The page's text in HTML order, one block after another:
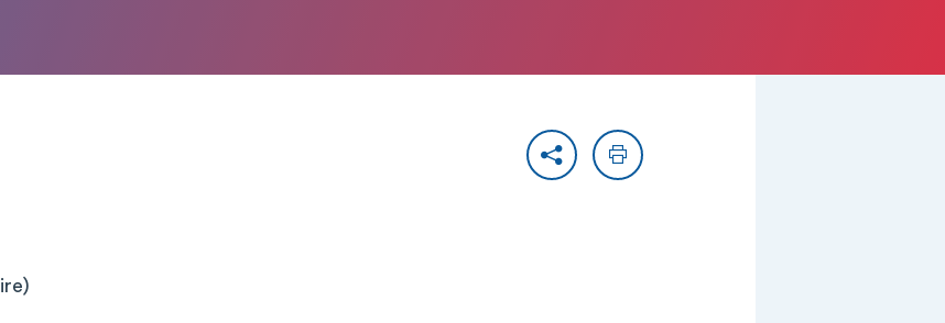
PartagerImprimer